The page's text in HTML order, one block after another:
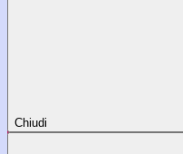
Chiudi